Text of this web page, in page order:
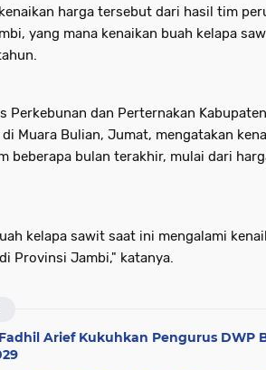
harga tersebut dari hasil tim
yang mana kenaikan buah kelapa
Perkebunan dan Perternakan
di Muara Bulian, Jumat, mengatakan
beberapa bulan terakhir, mulai dari
kelapa sawit saat ini mengalami
Provinsi Jambi," katanya.
Arief Kukuhkan Pengurus DWP